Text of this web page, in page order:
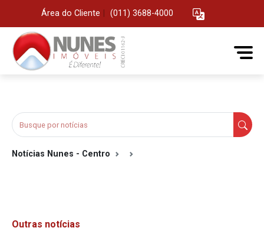
Área do Cliente (011) 3688-4000
Notícias Nunes - Centro
Outras notícias